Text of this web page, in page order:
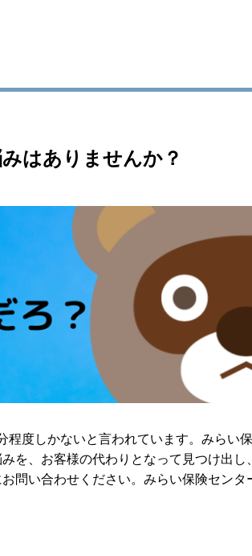
はありませんか？
度しかないと言われています。みらい
を、お客様の代わりとなって見つけ出
問い合わせください。みらい保険セン